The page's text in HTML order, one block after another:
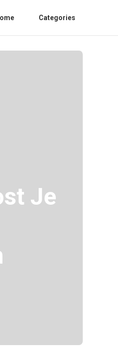
Categories
Je